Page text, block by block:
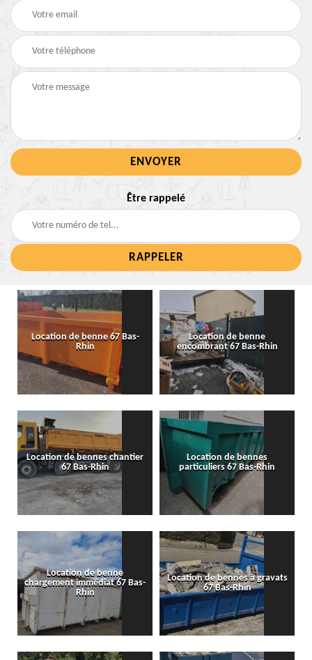
Être rappelé
Location de benne 67 Bas-
Rhin
Location de benne
encombrant 67 Bas-Rhin
Location de bennes chantier
67 Bas-Rhin
Location de bennes
particuliers 67 Bas-Rhin
Location de benne
chargement immédiat 67 Bas-
Rhin
Location de bennes à gravats
67 Bas-Rhin